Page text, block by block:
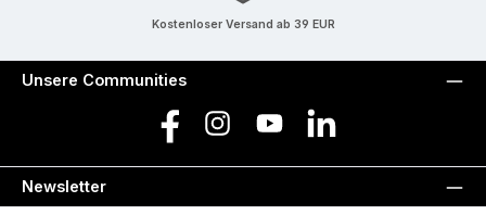
Kostenloser Versand ab 39 EUR
Unsere Communities
Facebook Instagram YouTube LinkedIn
Newsletter